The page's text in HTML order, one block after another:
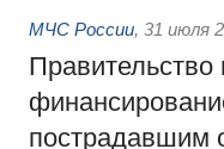
МЧС России, 31 июля
пострадавшим